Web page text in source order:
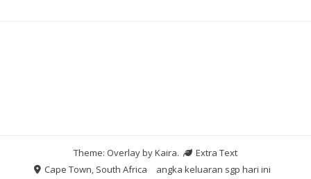
Theme: Overlay byKaira.
Extra Text
Cape Town, South Africa
angka keluaran sgp hari ini